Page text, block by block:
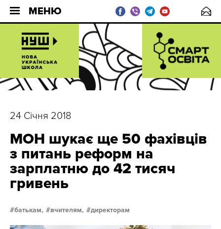
МЕНЮ
24 Січня 2018
МОН шукає ще 50 фахівців
з питань реформ на
зарплатню до 42 тисяч
гривень
батькам, вчителям, директорам